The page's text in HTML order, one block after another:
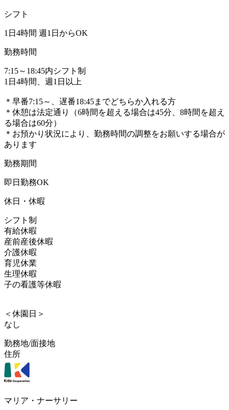
シフト
1日4時間 週1日からOK
勤務時間
7:15～18:45内シフト制
1日4時間、週1日以上
＊早番7:15～、遅番18:45までどちらか入れる方
＊休憩は法定通り（6時間を超える場合は45分、8時間を超え
る場合は60分）
＊お預かり状況により、勤務時間の調整をお願いする場合が
あります
勤務期間
即日勤務OK
休日・休暇
シフト制
有給休暇
産前産後休暇
介護休暇
育児休業
生理休暇
子の看護等休暇
＜休園日＞
なし
勤務地/面接地
住所
マリア・ナーサリー